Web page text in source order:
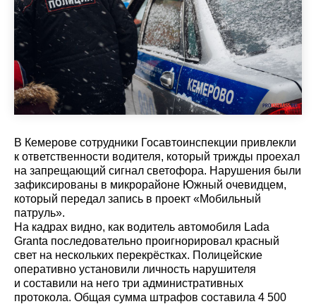
В Кемерове сотрудники Госавтоинспекции привлекли
к ответственности водителя, который трижды проехал
на запрещающий сигнал светофора. Нарушения были
зафиксированы в микрорайоне Южный очевидцем,
который передал запись в проект «Мобильный
патруль».
На кадрах видно, как водитель автомобиля Lada
Granta последовательно проигнорировал красный
свет на нескольких перекрёстках. Полицейские
оперативно установили личность нарушителя
и составили на него три административных
протокола. Общая сумма штрафов составила 4 500